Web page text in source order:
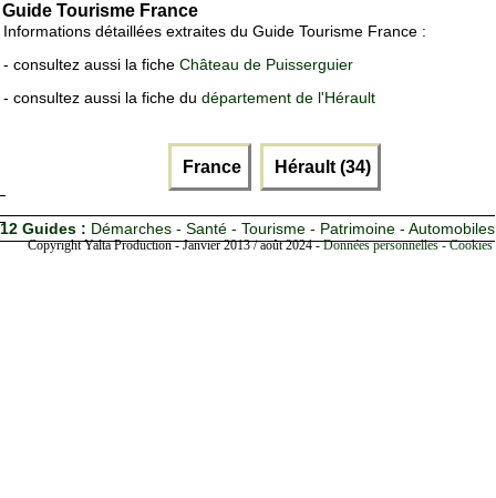
Guide Tourisme France
Informations détaillées extraites du Guide Tourisme France :
- consultez aussi la fiche Château de Puisserguier
- consultez aussi la fiche du département de l'Hérault
France Hérault (34)
12 Guides : Démarches - Santé - Tourisme - Patrimoine - Automobiles
Copyright Yalta Production - Janvier 2013 / août 2024 -Données personnelles -